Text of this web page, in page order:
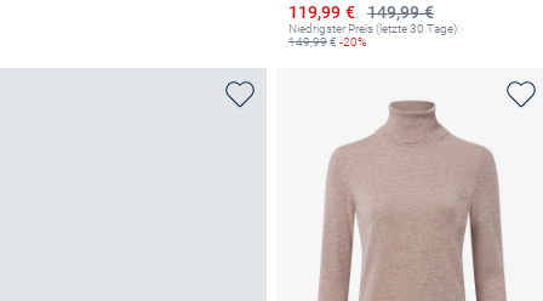
149,99 €
Ermäßigter Preis
119,99 €
Niedrigster Preis (letzte 30 Tage):
149,99€ -20%